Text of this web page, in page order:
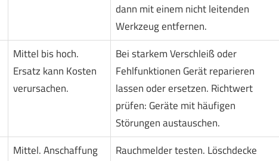
dann mit einem nicht leitenden
Werkzeug entfernen.
Mittel bis hoch.
Ersatz kann Kosten
verursachen.
Bei starkem Verschleiß oder
Fehlfunktionen Gerät reparieren
lassen oder ersetzen. Richtwert
prüfen: Geräte mit häufigen
Störungen austauschen.
Mittel. Anschaffung
Rauchmelder testen. Löschdecke